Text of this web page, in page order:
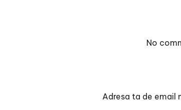
No
Adresa ta de email